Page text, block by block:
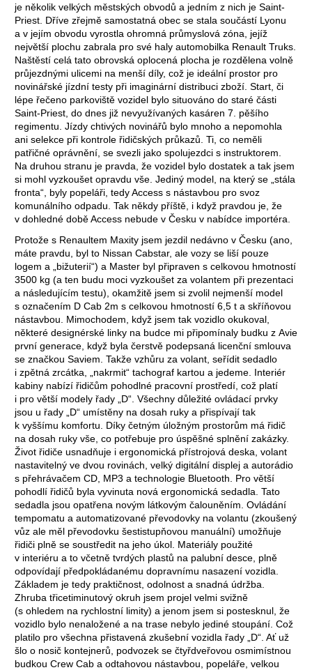
je několik velkých městských obvodů a jedním z nich je Saint-
Priest. Dříve zřejmě samostatná obec se stala součástí Lyonu
a v jejím obvodu vyrostla ohromná průmyslová zóna, jejíž
největší plochu zabrala pro své haly automobilka Renault Truks.
Naštěstí celá tato obrovská oplocená plocha je rozdělena volně
průjezdnými ulicemi na menší díly, což je ideální prostor pro
novinářské jízdní testy při imaginární distribuci zboží. Start, či
lépe řečeno parkoviště vozidel bylo situováno do staré části
Saint-Priest, do dnes již nevyužívaných kasáren 7. pěšího
regimentu. Jízdy chtivých novinářů bylo mnoho a nepomohla
ani selekce při kontrole řidičských průkazů. Ti, co neměli
patřičné oprávnění, se svezli jako spolujezdci s instruktorem.
Na druhou stranu je pravda, že vozidel bylo dostatek a tak jsem
si mohl vyzkoušet opravdu vše. Jediný model, na který se „stála
fronta“, byly popeláři, tedy Access s nástavbou pro svoz
komunálního odpadu. Tak někdy příště, i když pravdou je, že
v dohledné době Access nebude v Česku v nabídce importéra.
Protože s Renaultem Maxity jsem jezdil nedávno v Česku (ano,
máte pravdu, byl to Nissan Cabstar, ale vozy se liší pouze
logem a „bižuterií“) a Master byl připraven s celkovou hmotností
3500 kg (a ten budu moci vyzkoušet za volantem při prezentaci
a následujícím testu), okamžitě jsem si zvolil nejmenší model
s označením D Cab 2m s celkovou hmotností 6,5 t a skříňovou
nástavbou. Mimochodem, když jsem tak vozidlo okukoval,
některé designérské linky na budce mi připomínaly budku z Avie
první generace, když byla čerstvě podepsaná licenční smlouva
se značkou Saviem. Takže vzhůru za volant, seřídit sedadlo
i zpětná zrcátka, „nakrmit“ tachograf kartou a jedeme. Interiér
kabiny nabízí řidičům pohodlné pracovní prostředí, což platí
i pro větší modely řady „D“. Všechny důležité ovládací prvky
jsou u řady „D“ umístěny na dosah ruky a přispívají tak
k vyššímu komfortu. Díky četným úložným prostorům má řidič
na dosah ruky vše, co potřebuje pro úspěšné splnění zakázky.
Život řidiče usnadňuje i ergonomická přístrojová deska, volant
nastavitelný ve dvou rovinách, velký digitální displej a autorádio
s přehrávačem CD, MP3 a technologie Bluetooth. Pro větší
pohodlí řidičů byla vyvinuta nová ergonomická sedadla. Tato
sedadla jsou opatřena novým látkovým čalouněním. Ovládání
tempomatu a automatizované převodovky na volantu (zkoušený
vůz ale měl převodovku šestistupňovou manuální) umožňuje
řidiči plně se soustředit na jeho úkol. Materiály použité
v interiéru a to včetně tvrdých plastů na palubní desce, plně
odpovídají předpokládanému dopravnímu nasazení vozidla.
Základem je tedy praktičnost, odolnost a snadná údržba.
Zhruba třicetiminutový okruh jsem projel velmi svižně
(s ohledem na rychlostní limity) a jenom jsem si postesknul, že
vozidlo bylo nenaložené a na trase nebylo jediné stoupání. Což
platilo pro všechna přistavená zkušební vozidla řady „D“. Ať už
šlo o nosič kontejnerů, podvozek se čtyřdveřovou osmimístnou
budkou Crew Cab a odtahovou nástavbou, popeláře, velkou